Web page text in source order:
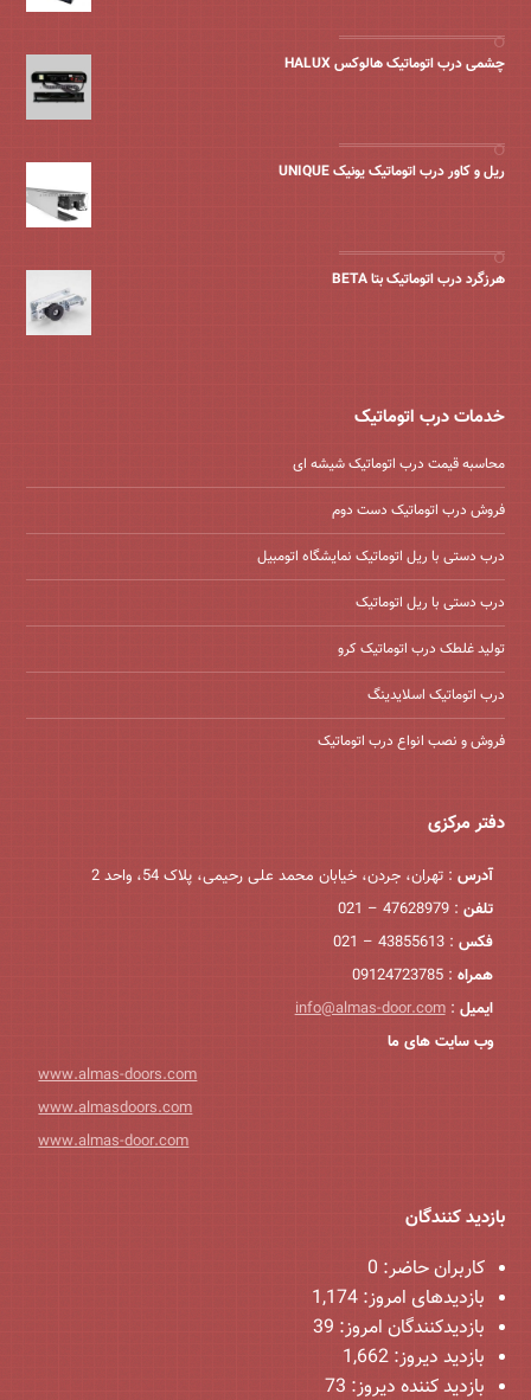
چشمی درب اتوماتیک هالوکس HALUX
ریل و کاور درب اتوماتیک یونیک UNIQUE
هرزگرد درب اتوماتیک بتا BETA
خدمات درب اتوماتیک
محاسبه قیمت درب اتوماتیک شیشه ‌ای
فروش درب اتوماتیک دست دوم
درب دستی با ریل اتوماتیک نمایشگاه اتومبیل
درب دستی با ریل اتوماتیک
تولید غلطک درب اتوماتیک کرو
درب اتوماتیک اسلایدینگ
فروش و نصب انواع درب اتوماتیک
دفتر مرکزی
آدرس : تهران، جردن، خیابان محمد علی رحیمی، پلاک 54، واحد 2
تلفن : 47628979 – 021
فکس : 43855613 – 021
همراه : 09124723785
ایمیل :
info@almas-door.com
وب سایت های ما
www.almas-doors.com
www.almasdoors.com
www.almas-door.com
بازدید کنندگان
کاربران حاضر: 0
بازدیدهای امروز:1,174
بازدیدکنندگان امروز: 39
بازدید دیروز:1,662
بازدید کننده دیروز: 73